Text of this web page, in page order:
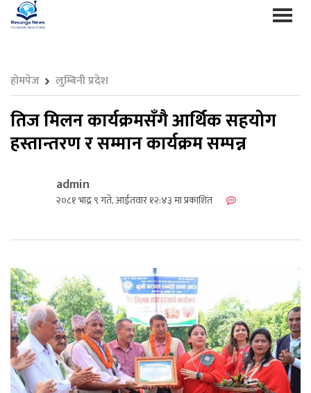
होमपेज लुम्बिनी प्रदेश
तिज मिलन कार्यक्रमसँगै आर्थिक सहयोग
हस्तान्तरण र सम्मान कार्यक्रम सम्पन्न
admin
२०८१ भाद्र ९ गते, आईतवार १२:४३ मा प्रकाशित